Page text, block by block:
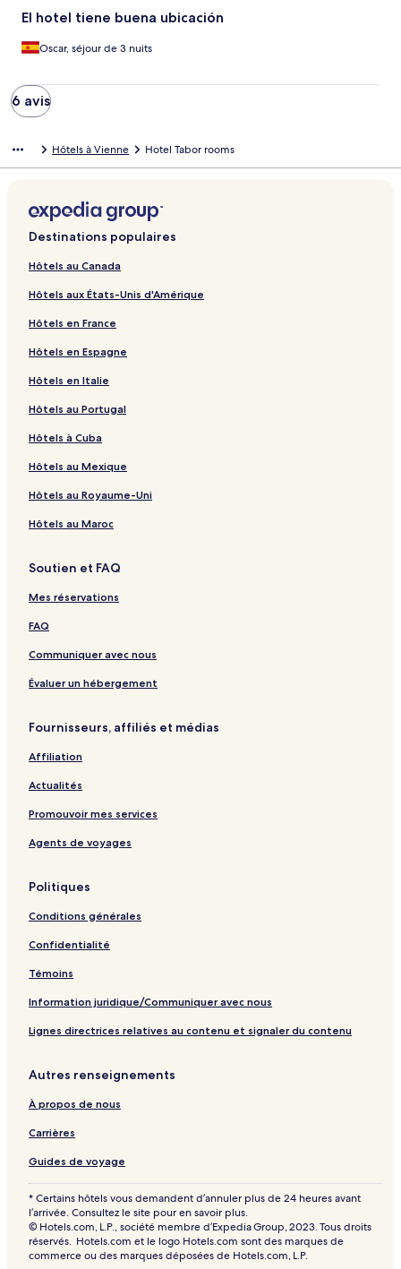
El hotel tiene buena ubicación
Oscar, séjour de 3 nuits
6 avis
Hôtels à Vienne Hotel Tabor rooms
Destinations populaires
Hôtels au Canada
Hôtels aux États-Unis d'Amérique
Hôtels en France
Hôtels en Espagne
Hôtels en Italie
Hôtels au Portugal
Hôtels à Cuba
Hôtels au Mexique
Hôtels au Royaume-Uni
Hôtels au Maroc
Soutien et FAQ
Mes réservations
FAQ
Communiquer avec nous
Évaluer un hébergement
Fournisseurs, affiliés et médias
Affiliation
Actualités
Promouvoir mes services
Agents de voyages
Politiques
Conditions générales
Confidentialité
Témoins
Information juridique/Communiquer avec nous
Lignes directrices relatives au contenu et signaler du contenu
Autres renseignements
À propos de nous
Carrières
Guides de voyage
* Certains hôtels vous demandent d’annuler plus de 24 heures avant
l’arrivée. Consultez le site pour en savoir plus.
© Hotels.com, L.P., société membre d’Expedia Group, 2023. Tous droits
réservés. Hotels.com et le logo Hotels.com sont des marques de
commerce ou des marques déposées de Hotels.com, L.P.